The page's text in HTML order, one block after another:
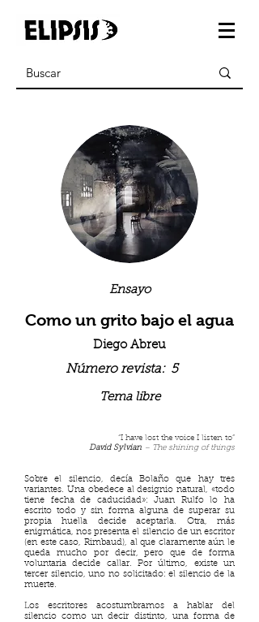
Ensayo
Como un grito bajo el agua
Diego Abreu
Número revista: 5
Tema libre
“I have lost the voice I listen to”
David Sylvian – The shining of things
Sobre el silencio, decía Bolaño que hay tres
variantes. Una obedece al designio natural, «todo
tiene fecha de caducidad»: Juan Rulfo lo ha
escrito todo y sin forma alguna de superar su
propia huella decide aceptarla. Otra, más
enigmática, nos presenta el silencio de un escritor
(en este caso, Rimbaud), al que claramente aún le
queda mucho por decir, pero que de forma
voluntaria decide callar. Por último, existe un
tercer silencio, uno no solicitado: el silencio de la
muerte.
Los escritores acostumbramos a hablar del
silencio como un decir distinto, una forma de